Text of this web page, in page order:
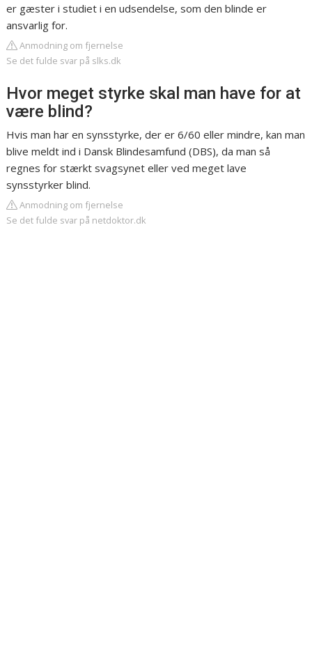
er gæster i studiet i en udsendelse, som den blinde er
ansvarlig for.
Anmodning om fjernelse
Se det fulde svar på slks.dk
Hvor meget styrke skal man have for at
være blind?
Hvis man har en synsstyrke, der er 6/60 eller mindre, kan man
blive meldt ind i Dansk Blindesamfund (DBS), da man så
regnes for stærkt svagsynet eller ved meget lave
synsstyrker blind.
Anmodning om fjernelse
Se det fulde svar på netdoktor.dk